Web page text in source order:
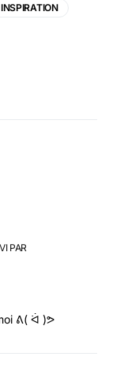
INSPIRATION
PAR
ᕕ( ᐛ )ᕗ